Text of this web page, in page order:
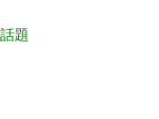
題